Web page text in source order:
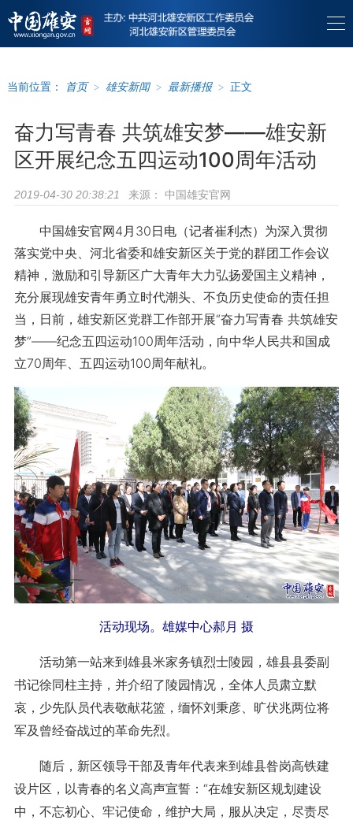
当前位置： 首页 > 雄安新闻 > 最新播报 > 正文
奋力写青春 共筑雄安梦——雄安新
区开展纪念五四运动100周年活动
2019-04-30 20:38:21 来源： 中国雄安官网
中国雄安官网4月30日电（记者崔利杰）为深入贯彻
落实党中央、河北省委和雄安新区关于党的群团工作会议
精神，激励和引导新区广大青年大力弘扬爱国主义精神，
充分展现雄安青年勇立时代潮头、不负历史使命的责任担
当，日前，雄安新区党群工作部开展“奋力写青春 共筑雄安
梦”——纪念五四运动100周年活动，向中华人民共和国成
立70周年、五四运动100周年献礼。
活动现场。雄媒中心郝月 摄
活动第一站来到雄县米家务镇烈士陵园，雄县县委副
书记徐同柱主持，并介绍了陵园情况，全体人员肃立默
哀，少先队员代表敬献花篮，缅怀刘秉彦、旷伏兆两位将
军及曾经奋战过的革命先烈。
随后，新区领导干部及青年代表来到雄县昝岗高铁建
设片区，以青春的名义高声宣誓：“在雄安新区规划建设
中，不忘初心、牢记使命，维护大局，服从决定，尽责尽